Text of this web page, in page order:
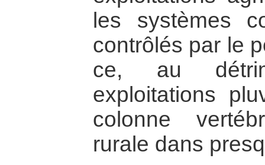
les systèmes
contrôlés par le
ce, au
exploitations
colonne
rurale dans